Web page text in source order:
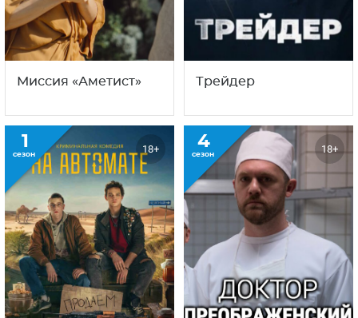
Миссия «Аметист» Трейдер
1
сезон 18+ 4
сезон 18+